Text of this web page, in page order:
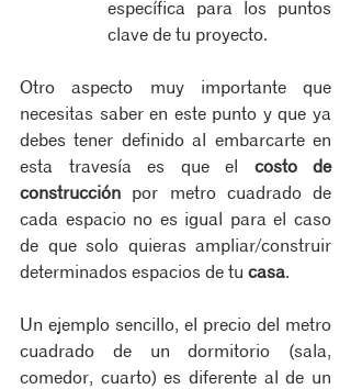
específica para los puntos
clave de tu proyecto.
Otro aspecto muy importante que
necesitas saber en este punto y que ya
debes tener definido al embarcarte en
esta travesía es que el costo de
construcción por metro cuadrado de
cada espacio no es igual para el caso
de que solo quieras ampliar/construir
determinados espacios de tu casa.
Un ejemplo sencillo, el precio del metro
cuadrado de un dormitorio (sala,
comedor, cuarto) es diferente al de un